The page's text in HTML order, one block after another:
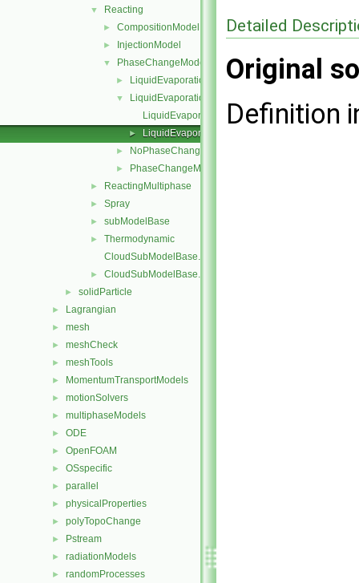
▼ Reacting
► CompositionModel
► InjectionModel
▼ PhaseChangeModel
► LiquidEvaporation
▼
LiquidEvaporationBoil
LiquidEvaporationBoil.C
► LiquidEvaporationBoil.H
► NoPhaseChange
► PhaseChangeModel
► ReactingMultiphase
► Spray
► subModelBase
►
Thermodynamic
CloudSubModelBase.C
► CloudSubModelBase.H
► solidParticle
► Lagrangian
► mesh
► meshCheck
► meshTools
► MomentumTransportModels
► motionSolvers
► multiphaseModels
► ODE
► OpenFOAM
► OSspecific
► parallel
► physicalProperties
► polyTopoChange
► Pstream
► radiationModels
► randomProcesses
Detailed
Original
Definition